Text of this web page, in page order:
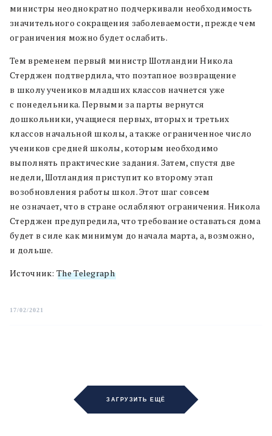
министры неоднократно подчеркивали необходимость
значительного сокращения заболеваемости, прежде чем
ограничения можно будет ослабить.
Тем временем первый министр Шотландии Никола
Стерджен подтвердила, что поэтапное возвращение
в школу учеников младших классов начнется уже
с понедельника. Первыми за парты вернутся
дошкольники, учащиеся первых, вторых и третьих
классов начальной школы, а также ограниченное число
учеников средней школы, которым необходимо
выполнять практические задания. Затем, спустя две
недели, Шотландия приступит ко второму этап
возобновления работы школ. Этот шаг совсем
не означает, что в стране ослабляют ограничения. Никола
Стерджен предупредила, что требование оставаться дома
будет в силе как минимум до начала марта, а, возможно,
и дольше.
Источник: The Telegraph
17/02/2021
ЗАГРУЗИТЬ ЕЩЁ